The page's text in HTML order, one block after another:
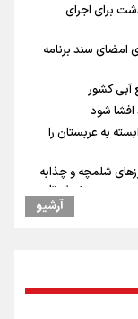
برای اجرای
امضای سند برنامه
آبی کشور
افشا شود
به عربستان را
۱۷۰ هزار تردد در مرزهای شلمچه و چذابه
هزار موکب در خوزستان و ۱۰۰ موکب در مسیر نجف تا
برای اقتصاد
اصلاحات آغاز
آرشیو